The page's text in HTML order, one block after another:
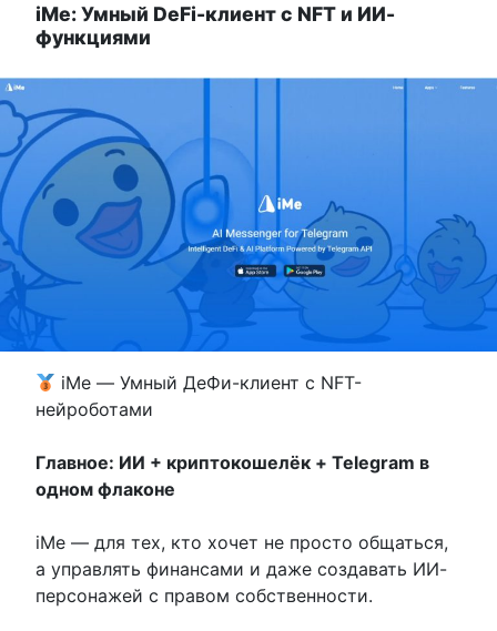
iMe: Умный DeFi-клиент с NFT и ИИ-
функциями
iMe — Умный ДеФи-клиент с NFT-
нейроботами
Главное: ИИ + криптокошелёк + Telegram в
одном флаконе
iMe — для тех, кто хочет не просто общаться,
а управлять финансами и даже создавать ИИ-
персонажей с правом собственности.